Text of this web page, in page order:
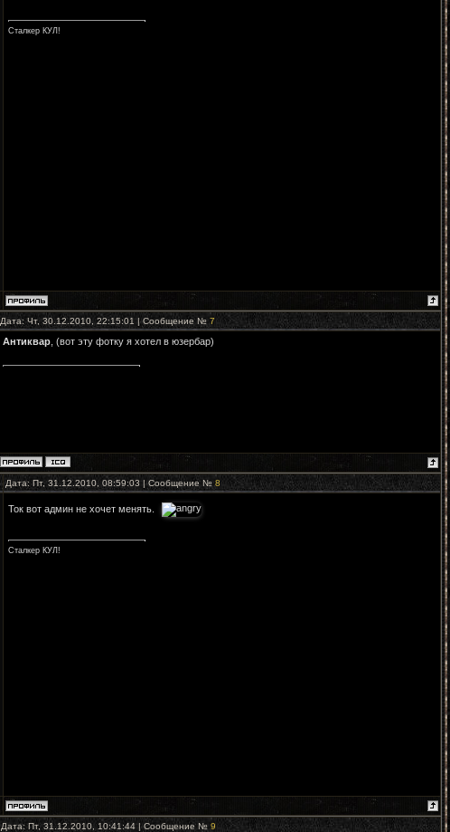
Сталкер КУЛ!
Дата: Чт, 30.12.2010, 22:15:01 | Сообщение № 7
Антиквар , (вот эту фотку я хотел в юзербар)
Дата: Пт, 31.12.2010, 08:59:03 | Сообщение № 8
Ток вот админ не хочет менять.
Сталкер КУЛ!
Дата: Пт, 31.12.2010, 10:41:44 | Сообщение № 9